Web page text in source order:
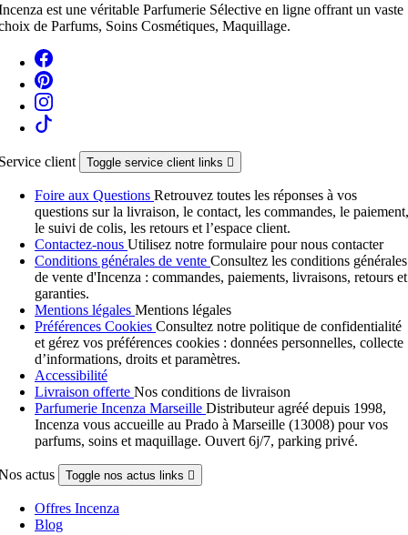
est une véritable Parfumerie Sélective en ligne offrant un vaste
de Parfums, Soins Cosmétiques, Maquillage.
client Toggle service client links 
Foire aux Questions Retrouvez toutes les réponses à vos
questions sur la livraison, le contact, les commandes, le paiement,
le suivi de colis, les retours et l’espace client.
Contactez-nous Utilisez notre formulaire pour nous contacter
Conditions générales de vente Consultez les conditions générales
de vente d'Incenza : commandes, paiements, livraisons, retours et
garanties.
Mentions légales Mentions légales
Préférences Cookies Consultez notre politique de confidentialité
et gérez vos préférences cookies : données personnelles, collecte
d’informations, droits et paramètres.
Accessibilité
Livraison offerte Nos conditions de livraison
Parfumerie Incenza Marseille Distributeur agréé depuis 1998,
Incenza vous accueille au Prado à Marseille (13008) pour vos
parfums, soins et maquillage. Ouvert 6j/7, parking privé.
actus Toggle nos actus links 
Offres Incenza
Blog